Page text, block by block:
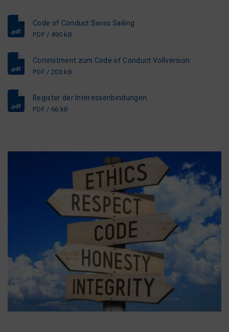
Code of Conduct Swiss Sailing
PDF / 490 kB
Commitment zum Code of Conduct Vollversion
PDF / 203 kB
Register der Interessenbindungen
PDF / 66 kB